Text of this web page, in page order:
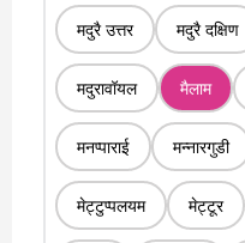
मदुरै उत्तर मदुरै दक्षिण
मदुरावॉयल मैलाम
मनप्पाराई मन्नारगुडी
मेट्टुप्पलयम मेट्टूर